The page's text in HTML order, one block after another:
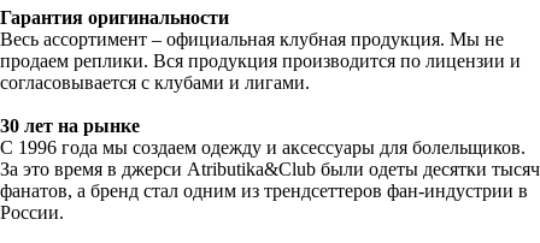
Гарантия оригинальности
Весь ассортимент – официальная клубная продукция. Мы не
продаем реплики. Вся продукция производится по лицензии и
согласовывается с клубами и лигами.
30 лет на рынке
С 1996 года мы создаем одежду и аксессуары для болельщиков.
За это время в джерси Atributika&Club были одеты десятки тысяч
фанатов, а бренд стал одним из трендсеттеров фан-индустрии в
России.